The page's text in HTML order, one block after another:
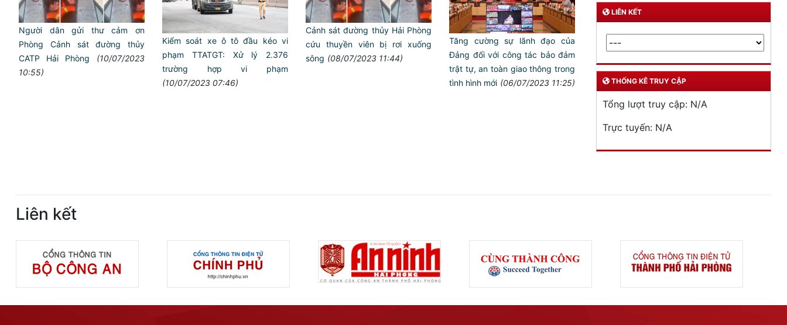
Người dân gửi thư cảm ơn
Phòng Cảnh sát đường thủy
CATP Hải Phòng
(10/07/2023
10:55)
Kiểm soát xe ô tô đầu kéo vi
phạm TTATGT: Xử lý 2.376
trường hợp vi phạm
(10/07/2023 07:46)
Cảnh sát đường thủy Hải Phòng
cứu thuyền viên bị rơi xuống
sông (08/07/2023 11:44)
Tăng cường sự lãnh đạo của
Đảng đối với công tác bảo đảm
trật tự, an toàn giao thông trong
tình hình mới (06/07/2023 11:25)
LIÊN KẾT
THỐNG KÊ TRUY CẬP
Tổng lượt truy cập: N/A
Trực tuyến: N/A
Liên kết